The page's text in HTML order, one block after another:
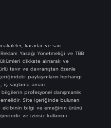
kararlar ve sair
Yasağı Yönetmeliği ve TBB
dikkate alınarak ve
tavır ve davranıştan özenle
paylaşımların herhangi
iş sağlama amacı
profesyonel danışmanlık
Site içeriğinde bulunan
ekibinin bilgi ve emeğinin ürünü
ve izinsiz kullanımı